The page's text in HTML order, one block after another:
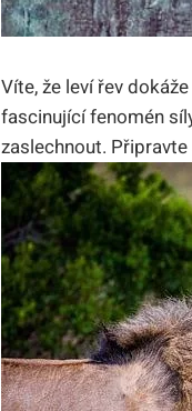
Víte, že leví řev
fascinující fenomén
zaslechnout.